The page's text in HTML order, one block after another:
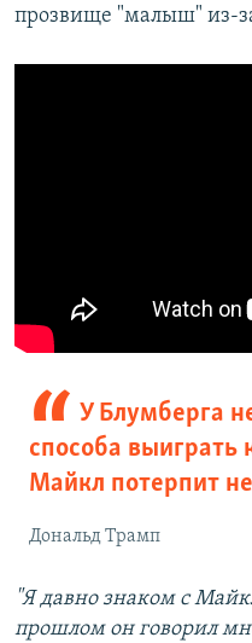
прозвище "малыш" из-
У Блумберга
способа
Майкл потерпит
Дональд Трамп
"Я давно знаком с
прошлом он говорил